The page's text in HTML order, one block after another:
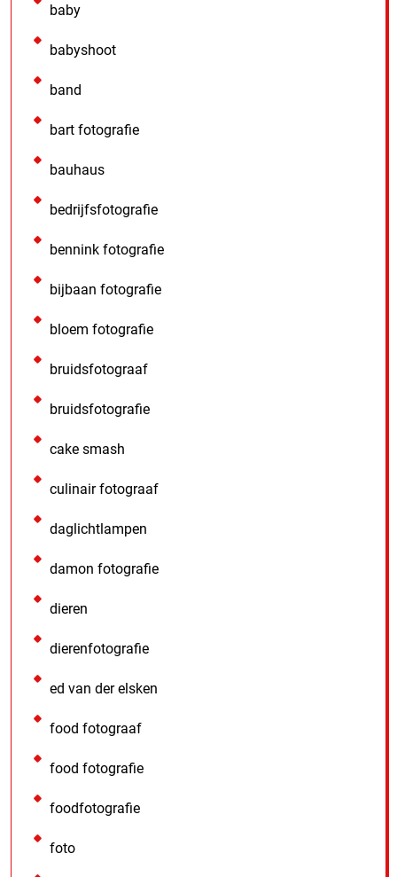
baby
babyshoot
band
bart fotografie
bauhaus
bedrijfsfotografie
bennink fotografie
bijbaan fotografie
bloem fotografie
bruidsfotograaf
bruidsfotografie
cake smash
culinair fotograaf
daglichtlampen
damon fotografie
dieren
dierenfotografie
ed van der elsken
food fotograaf
food fotografie
foodfotografie
foto